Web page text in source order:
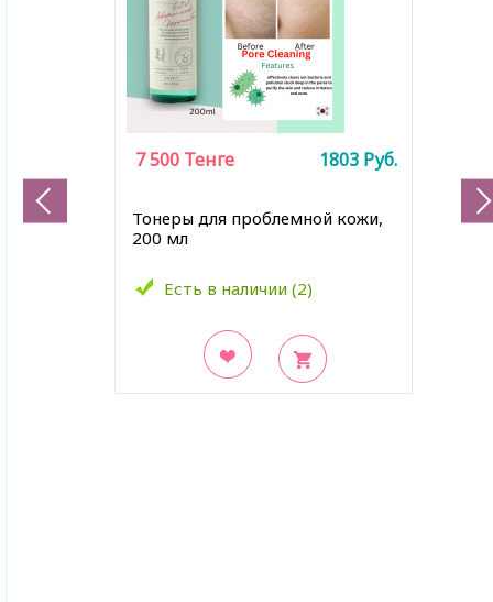
Тонеры для проблемной кожи,
200 мл
Есть в наличии (2)
7 500 Тенге 1803 Руб.